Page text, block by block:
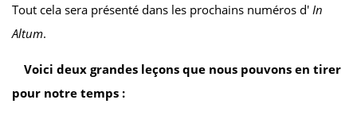
Tout cela sera présenté dans les prochains numéros d' In
Altum.
Voici deux grandes leçons que nous pouvons en tirer
pour notre temps :